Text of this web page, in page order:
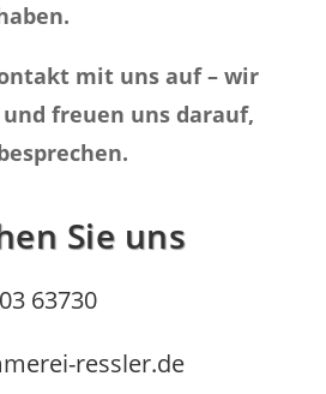
mit uns auf – wir
freuen uns darauf,
Sie uns
63730
ressler.de